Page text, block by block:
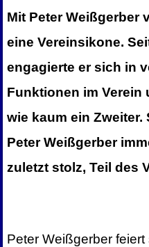
Mit Peter Weißgerber
eine Vereinsikone.
engagierte er sich in
Funktionen im Verein
wie kaum ein
Peter Weißgerber
zuletzt stolz, Teil des
Peter Weißgerber feiert